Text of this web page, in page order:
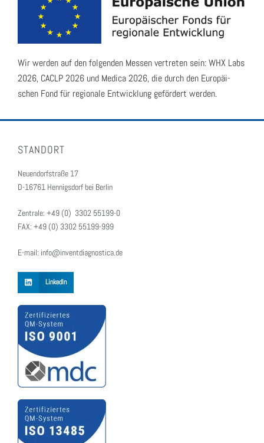
Wir wer­den auf den fol­gen­den Mes­sen ver­tre­ten sein: WHX Labs
2026, CACLP 2026 und Medi­ca 2026, die durch den Euro­päi­
schen Fond für regio­na­le Ent­wick­lung geför­dert wer­den.
STANDORT
Neuendorfstraße 17
D-16761 Hennigsdorf bei Berlin
Zentrale: +49 (0) 3302 55199-0
FAX: +49 (0) 3302 55199-999
E-mail: info@inventdiagnostica.de
LinkedIn